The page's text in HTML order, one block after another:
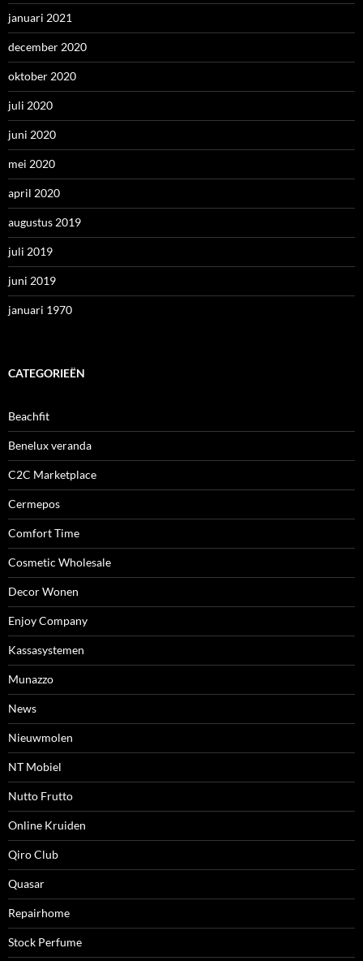
januari 2021
december 2020
oktober 2020
juli 2020
juni 2020
mei 2020
april 2020
augustus 2019
juli 2019
juni 2019
januari 1970
CATEGORIEËN
Beachfit
Benelux veranda
C2C Marketplace
Cermepos
Comfort Time
Cosmetic Wholesale
Decor Wonen
Enjoy Company
Kassasystemen
Munazzo
News
Nieuwmolen
NT Mobiel
Nutto Frutto
Online Kruiden
Qiro Club
Quasar
Repairhome
Stock Perfume